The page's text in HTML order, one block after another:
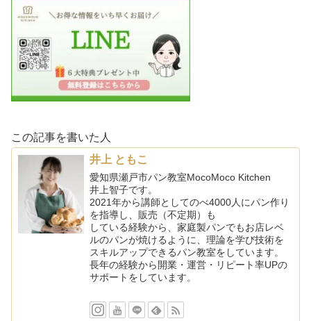
この記事を書いた人
井上 ともこ
愛知県瀬戸市パン教室MocoMoco Kitchen
井上智子です。
2021年から講師としてのべ4000人にパン作り
を指導し、販売（不定期）も
している経験から、家庭製パンでもお店レベ
ルのパンが焼けるように、理論を学び技術を
スキルアップできるパン教室をしています。
長年の経験から開業・運営・リピート率UPの
サポートをしています。